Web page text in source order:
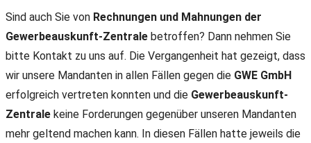
Sind auch Sie von Rechnungen und Mahnungen der
Gewerbeauskunft-Zentrale betroffen? Dann nehmen Sie
bitte Kontakt zu uns auf. Die Vergangenheit hat gezeigt, dass
wir unsere Mandanten in allen Fällen gegen die GWE GmbH
erfolgreich vertreten konnten und die Gewerbeauskunft-
Zentrale keine Forderungen gegenüber unseren Mandanten
mehr geltend machen kann. In diesen Fällen hatte jeweils die